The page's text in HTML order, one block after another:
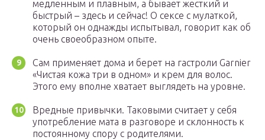
медленным и плавным, а бывает жесткий и
быстрый – здесь и сейчас! О сексе с мулаткой,
который он однажды испытывал, говорит как об
очень своеобразном опыте.
Сам применяет дома и берет на гастроли Garnier
«Чистая кожа три в одном» и крем для волос.
Этого ему вполне хватает выглядеть на уровне.
Вредные привычки. Таковыми считает у себя
употребление мата в разговоре и склонность к
постоянному спору с родителями.